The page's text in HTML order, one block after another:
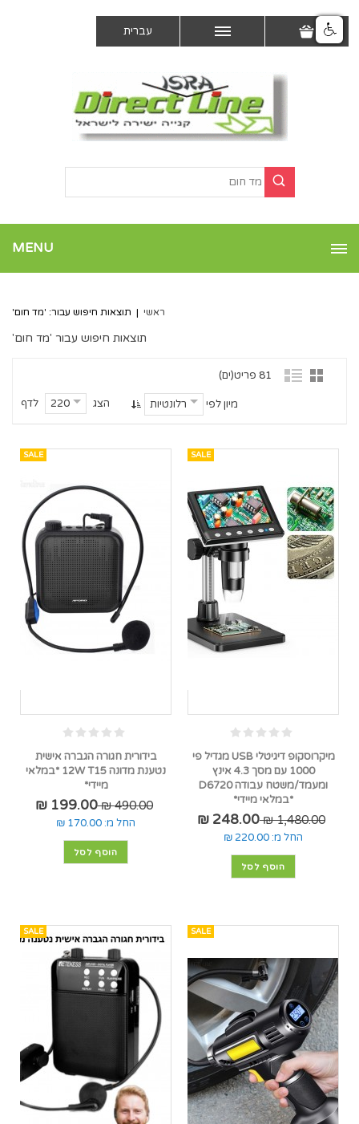
עברית
MENU
ראשי | תוצאות חיפוש עבור: 'מד חום'
תוצאות חיפוש עבור 'מד חום'
81 פריט(ים)
הצג 220 לדף מיון לפי רלונטיות
SALE
מיקרוסקופ דיגיטלי USB מגדיל פי
1000 עם מסך 4.3 אינץ
ומעמד/משטח עבודה D6720
*במלאי מיידי*
1,480.00 ₪
248.00 ₪
החל מ: 220.00 ₪
הוסף לסל
SALE
בידורית חגורה הגברה אישית
נטענת מדונה 12W T15 *במלאי
מיידי*
490.00 ₪
199.00 ₪
החל מ: 170.00 ₪
הוסף לסל
SALE
SALE